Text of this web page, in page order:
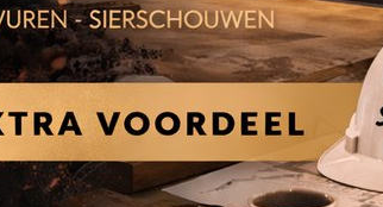
MCZ Musa
Vrijstaande pelletkachel 10kW, 12kW
en 14kW